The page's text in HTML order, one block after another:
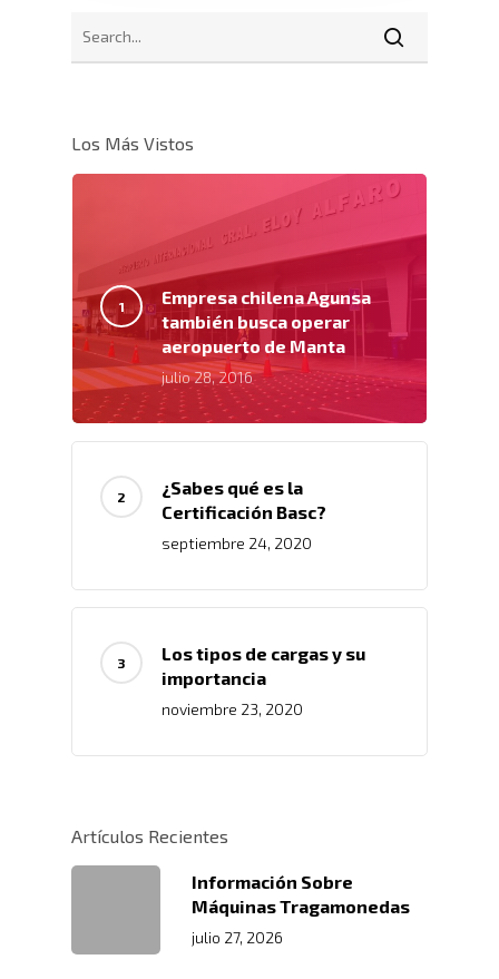
Los Más Vistos
Empresa chilena Agunsa
también busca operar
aeropuerto de Manta
julio 28, 2016
¿Sabes qué es la
Certificación Basc?
septiembre 24, 2020
Los tipos de cargas y su
importancia
noviembre 23, 2020
Artículos Recientes
Información Sobre
Máquinas Tragamonedas
julio 27, 2026
Inicio
Nosotros
Servicios
Productos
Transporte Terrestre
Servicio En